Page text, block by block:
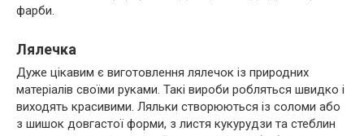
фарби.
Лялечка
Дуже цікавим є виготовлення лялечок із природних
матеріалів своїми руками. Такі вироби робляться швидко і
виходять красивими. Ляльки створюються із соломи або
з шишок довгастої форми, з листя кукурудзи та стеблин